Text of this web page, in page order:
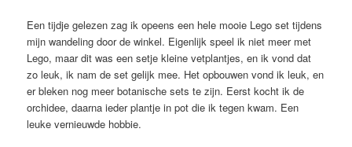
Een tijdje gelezen zag ik opeens een hele mooie Lego set tijdens
mijn wandeling door de winkel. Eigenlijk speel ik niet meer met
Lego, maar dit was een setje kleine vetplantjes, en ik vond dat
zo leuk, ik nam de set gelijk mee. Het opbouwen vond ik leuk, en
er bleken nog meer botanische sets te zijn. Eerst kocht ik de
orchidee, daarna ieder plantje in pot die ik tegen kwam. Een
leuke vernieuwde hobbie.